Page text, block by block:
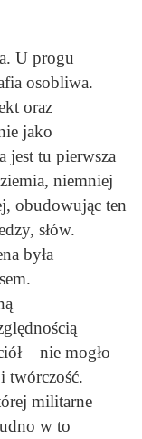
U progu
osobliwa.
oraz
jako
jest tu pierwsza
niemniej
obudowując ten
słów.
była
– nie mogło
twórczość.
militarne
w to